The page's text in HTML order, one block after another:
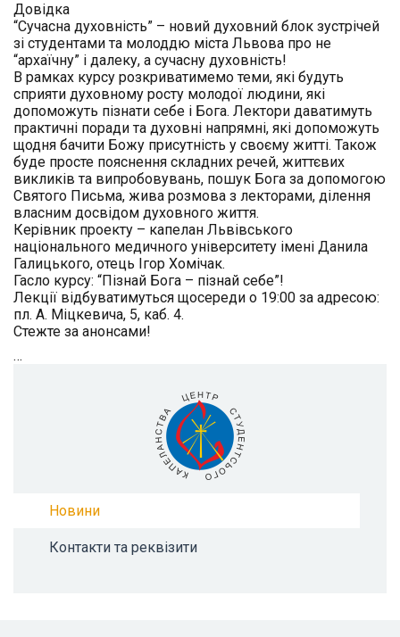
Довідка
“Сучасна духовність” – новий духовний блок зустрічей
зі студентами та молоддю міста Львова про не
“архаїчну” і далеку, а сучасну духовність!
В рамках курсу розкриватимемо теми, які будуть
сприяти духовному росту молодої людини, які
допоможуть пізнати себе і Бога. Лектори даватимуть
практичні поради та духовні напрямні, які допоможуть
щодня бачити Божу присутність у своєму житті. Також
буде просте пояснення складних речей, життєвих
викликів та випробовувань, пошук Бога за допомогою
Святого Письма, жива розмова з лекторами, ділення
власним досвідом духовного життя.
Керівник проекту – капелан Львівського
національного медичного університету імені Данила
Галицького, отець Ігор Хомічак.
Гасло курсу: “Пізнай Бога – пізнай себе”!
Лекції відбуватимуться щосереди о 19:00 за адресою:
пл. А. Міцкевича, 5, каб. 4.
Стежте за анонсами!
…
Новини
Контакти та реквізити